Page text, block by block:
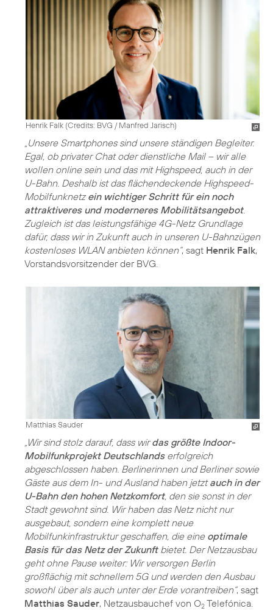
Henrik Falk (Credits: BVG / Manfred Jarisch)
„Unsere Smartphones sind unsere ständigen Begleiter.
Egal, ob privater Chat oder dienstliche Mail – wir alle
wollen online sein und das mit Highspeed, auch in der
U-Bahn. Deshalb ist das flächendeckende Highspeed-
Mobilfunknetz ein wichtiger Schritt für ein noch
attraktiveres und moderneres Mobilitätsangebot.
Zugleich ist das leistungsfähige 4G-Netz Grundlage
dafür, dass wir in Zukunft auch in unseren U-Bahnzügen
kostenloses WLAN anbieten können“, sagt Henrik Falk,
Vorstandsvorsitzender der BVG.
Matthias Sauder
„Wir sind stolz darauf, dass wirdas größte Indoor-
Mobilfunkprojekt Deutschlandserfolgreich
abgeschlossen haben. Berlinerinnen und Berliner sowie
Gäste aus dem In- und Ausland haben jetztauch in der
U-Bahn den hohen Netzkomfort, den sie sonst in der
Stadt gewohnt sind. Wir haben das Netz nicht nur
ausgebaut, sondern eine komplett neue
Mobilfunkinfrastruktur geschaffen, die eine optimale
Basis für das Netz der Zukunftbietet. Der Netzausbau
geht ohne Pause weiter: Wir versorgen Berlin
großflächig mit schnellem 5G und werden den Ausbau
sowohl über als auch unter der Erde vorantreiben“, sagt
Matthias Sauder, Netzausbauchef von O2 Telefónica.